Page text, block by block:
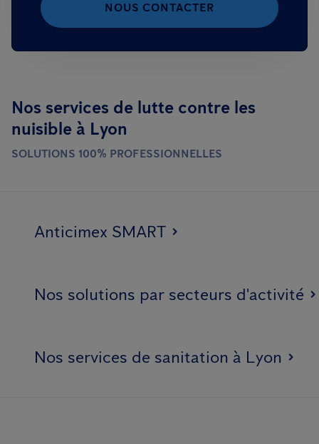
NOUS CONTACTER
Nos services de lutte contre les
nuisible à Lyon
SOLUTIONS 100% PROFESSIONNELLES
Anticimex SMART
Nos solutions par secteurs d'activité
Nos services de sanitation à Lyon